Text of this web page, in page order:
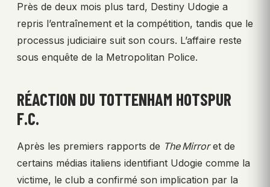
Près de deux mois plus tard, Destiny Udogie a
repris l’entraînement et la compétition, tandis que le
processus judiciaire suit son cours. L’affaire reste
sous enquête de la Metropolitan Police.
RÉACTION DU TOTTENHAM HOTSPUR
F.C.
Après les premiers rapports de The Mirroret de
certains médias italiens identifiant Udogie comme la
victime, le club a confirmé son implication par la